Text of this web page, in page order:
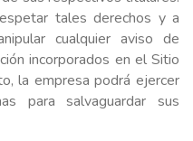
tales derechos y a
cualquier aviso de
incorporados en el Sitio
la empresa podrá ejercer
para salvaguardar sus